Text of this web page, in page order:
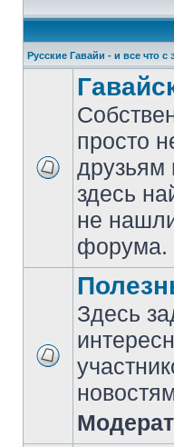
Русские Гавайи - и все что с
просто
друзьям
здесь
не
форума.
Здесь